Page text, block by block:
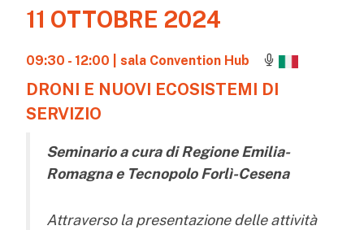
11 OTTOBRE 2024
09:30 - 12:00 | sala Convention Hub
DRONI E NUOVI ECOSISTEMI DI
SERVIZIO
Seminario a cura di Regione Emilia-
Romagna e Tecnopolo Forlì-Cesena
Attraverso la presentazione delle attività